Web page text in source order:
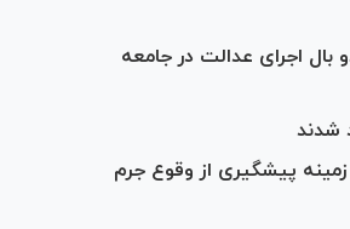
اجرای عدالت در جامعه
پیشگیری از وقوع جرم